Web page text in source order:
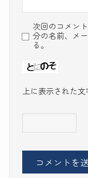
次回のコメン
分の名前、メ
る。
上に表示された文